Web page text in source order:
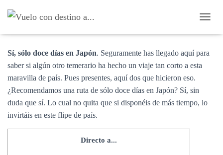
A
B
O
Doce días en Japón
Sí, sólo doce días en Japón. Seguramente has llegado aquí para
saber si algún otro temerario ha hecho un viaje tan corto a esta
maravilla de país. Pues presentes, aquí dos que hicieron eso.
¿Recomendamos una ruta de sólo doce días en Japón? Sí, sin
duda que sí. Lo cual no quita que si disponéis de más tiempo, lo
invirtáis en este flipe de país.
Directo a...